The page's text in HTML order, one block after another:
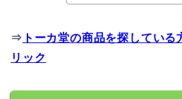
⇒ トーカ堂の商品を探してい
リック